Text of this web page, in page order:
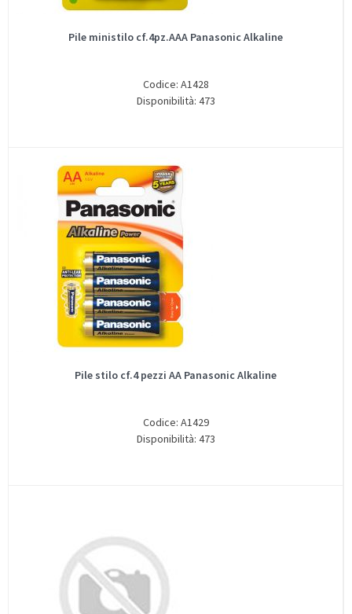
Pile ministilo cf.4pz.AAA Panasonic Alkaline
Codice: A1428
Disponibilità: 473
Pile stilo cf.4 pezzi AA Panasonic Alkaline
Codice: A1429
Disponibilità: 473